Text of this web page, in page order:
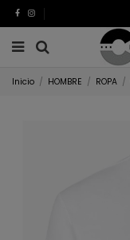
Inicio HOMBRE ROPA